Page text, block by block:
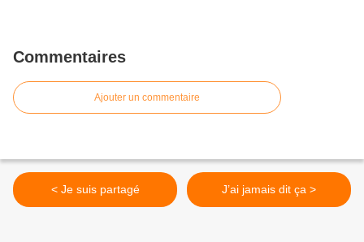
Commentaires
Ajouter un commentaire
< Je suis partagé J’ai jamais dit ça >